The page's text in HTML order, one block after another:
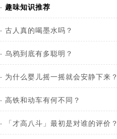
· 趣味知识推荐
· 古人真的喝墨水吗？
· 乌鸦到底有多聪明？
· 为什么婴儿摇一摇就会安静下来？
· 高铁和动车有何不同？
· 「才高八斗」最初是对谁的评价？